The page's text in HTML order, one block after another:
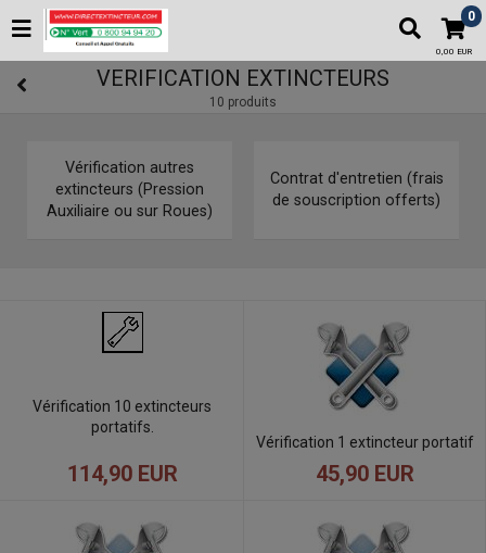
0
0,00 EUR
VERIFICATION EXTINCTEURS
10 produits
Vérification autres
extincteurs (Pression
Auxiliaire ou sur Roues)
Contrat d'entretien (frais
de souscription offerts)
Vérification 10 extincteurs
portatifs.
114,90 EUR
Vérification 1 extincteur portatif
45,90 EUR